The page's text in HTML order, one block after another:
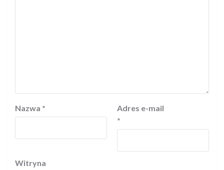
Nazwa *
Adres e-mail
*
Witryna